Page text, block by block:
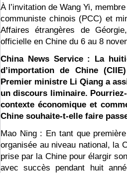
À l’invitation de Wang Yi,
communiste chinois (PCC) et
Affaires étrangères de
officielle en Chine du 6 au 8
China News Service : La
d’importation de Chine
Premier ministre Li Qiang a
un discours liminaire.
contexte économique et
Chine souhaite-t-elle faire
Mao Ning : En tant que
organisée au niveau national, la
prise par la Chine pour élargir
avec succès pendant huit